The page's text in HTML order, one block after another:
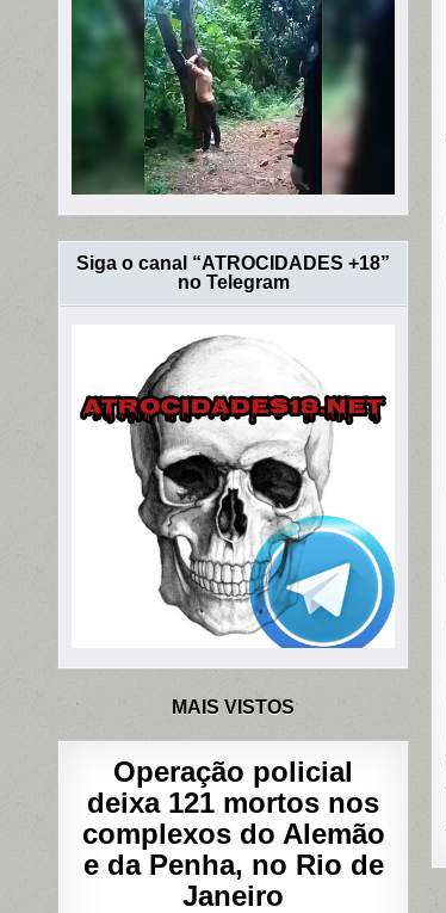
Siga o canal “ATROCIDADES +18”
no Telegram
MAIS VISTOS
Operação policial
deixa 121 mortos nos
complexos do Alemão
e da Penha, no Rio de
Janeiro